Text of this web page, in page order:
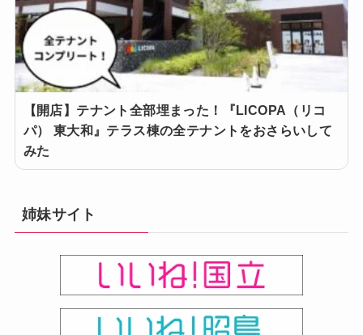
【開店】テナント全部埋まった！『LICOPA（リコ
パ） 東大和』テラス棟の全テナントをおさらいして
みた
姉妹サイト